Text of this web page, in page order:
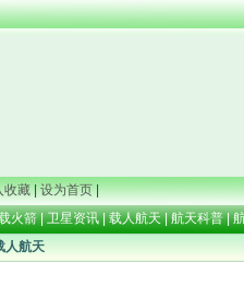
收藏 | 设为首页 |
火箭| 卫星资讯| 载人航天| 航天科普|
人航天